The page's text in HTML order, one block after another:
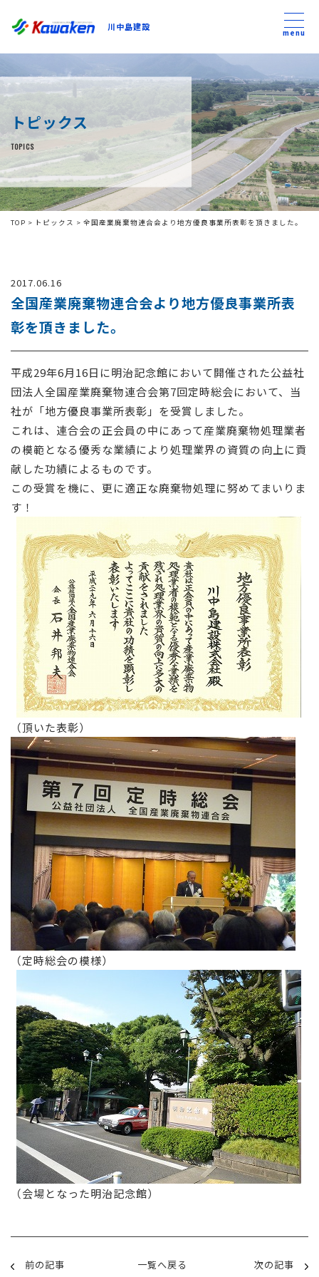
川中島建設
川中島建設
トップ
トピックス
事業内容
私たちについて
コンテンツ
お問い合わせ
menu
トピックス
TOPICS
TOP > トピックス > 全国産業廃棄物連合会より地方優良事業所表彰を頂きました。
2017.06.16
全国産業廃棄物連合会より地方優良事業所表
彰を頂きました。
平成29年6月16日に明治記念館において開催された公益社
団法人全国産業廃棄物連合会第7回定時総会において、当
社が「地方優良事業所表彰」を受賞しました。
これは、連合会の正会員の中にあって産業廃棄物処理業者
の模範となる優秀な業績により処理業界の資質の向上に貢
献した功績によるものです。
この受賞を機に、更に適正な廃棄物処理に努めてまいりま
す！
（頂いた表彰）
（定時総会の模様）
（会場となった明治記念館）
前の記事 一覧へ戻る 次の記事